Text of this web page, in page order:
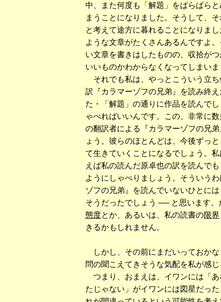
中、また何度も「解題」をぱらぱら
まうことになりました。そうして、
と考えて途方に暮れることになりま
ような文章がたくさんあるんですよ
い文章を書きはしたものの、収拾が
いいものかわからなくなってしまい
それでも私は、やっとこういう立
訳『カラマーゾフの兄弟』を読み終
た・「解題」の通りに作品を読んで
ゃべればいいんです。この、非常に
の翻訳者による『カラマーゾフの兄
ょう。彼らのほとんどは、今後ずっ
て生きていくことになるでしょう。
えば私の読んだ原卓也の訳を読んで
ようにしゃべりましょう。そういう
ゾフの兄弟』を読んでいないひとに
そうだったでしょう ── と思います
態度とか、あるいは、私の読書の限界
きるかもしれません。
しかし、その前にまだいっておか
問の聞こえてきそうな気配を私が感
つまり、おまえは、イワンには「
たじゃない」がイワンには図星だっ